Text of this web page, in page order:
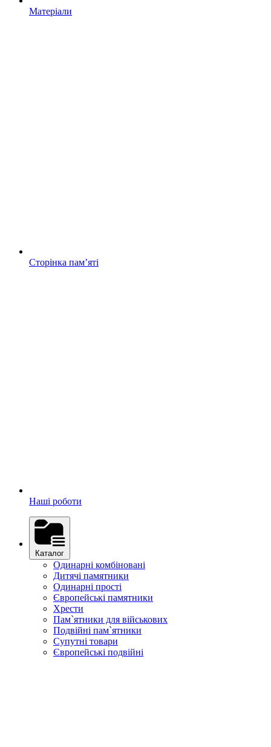
Матеріали
Сторінка памʼяті
Наші роботи
Каталог
Одинарні комбіновані
Дитячі памятники
Одинарні прості
Європейські памятники
Хрести
Пам`ятники для військових
Подвійні пам`ятники
Супутні товари
Європейські подвійні